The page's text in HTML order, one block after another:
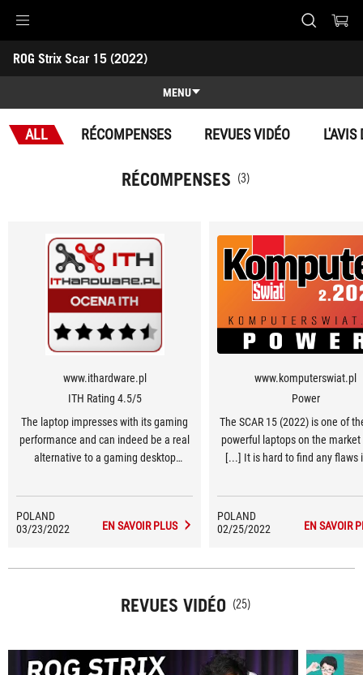
Accessibility links
Aller au contenu
Accessibilité
Aller au Menu
Footer ASUS
ROG Strix Scar 15 (2022)
-
MENU
Caractéristiques
ALL RÉCOMPENSES REVUES VIDÉO L'AVIS
RÉCOMPENSES (3)
www.ithardware.pl
ITH Rating 4.5/5
The laptop impresses with its gaming
performance and can indeed be a real
alternative to a gaming desktop
POLAND
03/23/2022
EN SAVOIR PLUS
www.komputerswiat.pl
Power
The SCAR 15 (2022) is one of
powerful laptops on the market
[...] It is hard to find any flaws
POLAND
02/25/2022
EN SAVOIR
REVUES VIDÉO (25)